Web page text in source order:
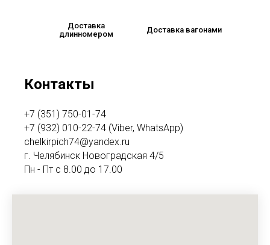
Доставка
длинномером
Доставка вагонами
Контакты
+7 (351) 750-01-74
+7 (932) 010-22-74 (Viber, WhatsApp)
chelkirpich74@yandex.ru
г. Челябинск Новоградская 4/5
Пн - Пт с 8.00 до 17.00